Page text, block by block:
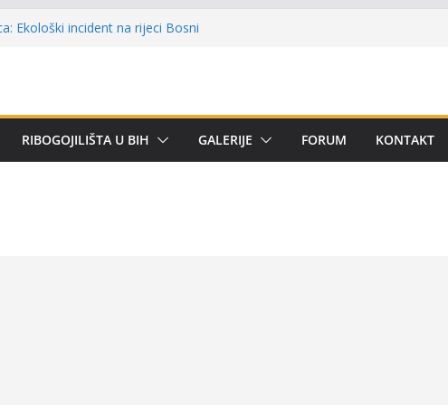
u Kotor Varoši: Snimak iz Vrbanje
za učešće u Premijer ligi BiH za
kup ‘Rafael Grgić – Rafko’: Vogošćani
RIBOGOJILIŠTA U BIH GALERIJE FORUM KONTAKT